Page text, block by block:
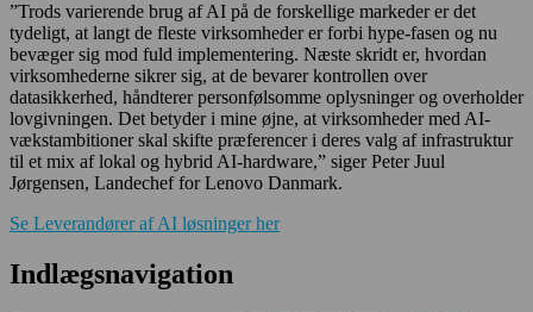
”Trods varierende brug af AI på de forskellige markeder er det
tydeligt, at langt de fleste virksomheder er forbi hype-fasen og nu
bevæger sig mod fuld implementering. Næste skridt er, hvordan
virksomhederne sikrer sig, at de bevarer kontrollen over
datasikkerhed, håndterer personfølsomme oplysninger og overholder
lovgivningen. Det betyder i mine øjne, at virksomheder med AI-
vækstambitioner skal skifte præferencer i deres valg af infrastruktur
til et mix af lokal og hybrid AI-hardware,” siger Peter Juul
Jørgensen, Landechef for Lenovo Danmark.
Se Leverandører af AI løsninger her
Indlægsnavigation